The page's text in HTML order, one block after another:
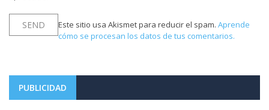
Este sitio usa Akismet para reducir el spam. Aprende
cómo se procesan los datos de tus comentarios.
PUBLICIDAD